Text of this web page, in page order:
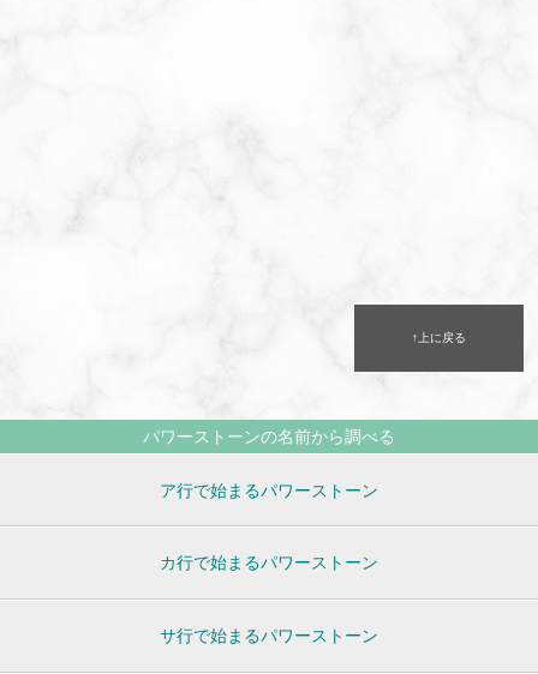
↑上に戻る
パワーストーンの名前から調べる
ア行で始まるパワーストーン
カ行で始まるパワーストーン
サ行で始まるパワーストーン